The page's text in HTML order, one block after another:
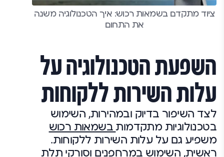
ציוד מתקדם בשמאות רכוש: איך הטכנולוגיה משנה
את התחום
השפעת הטכנולוגיה על
עלות השירות ללקוחות
לצד השיפור בדיוק ובמהירות, השימוש
בטכנולוגיות מתקדמותבשמאות רכוש
משפיע גם על עלות השירות ללקוחות.
ראשית, השימוש במרחפנים וסורקי תלת